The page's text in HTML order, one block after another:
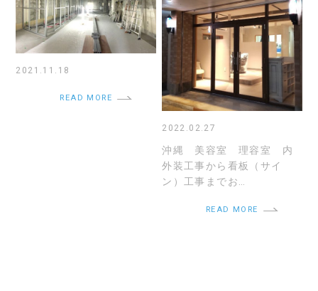
2021.11.18
READ MORE
2022.02.27
沖縄 美容室 理容室 内
外装工事から看板（サイ
ン）工事までお…
READ MORE